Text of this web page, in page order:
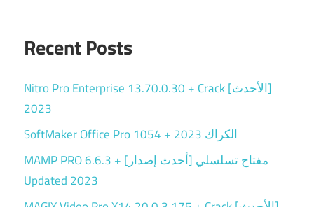
Recent Posts
Nitro Pro Enterprise 13.70.0.30 + Crack [الأحدث]
2023
SoftMaker Office Pro 1054 + الكراك 2023
MAMP PRO 6.6.3 + مفتاح تسلسلي [أحدث إصدار]
Updated 2023